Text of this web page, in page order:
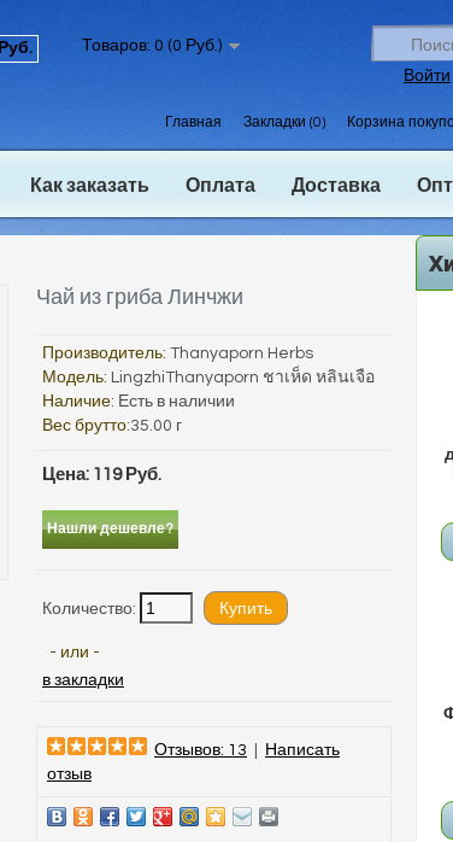
Руб.
Товаров: 0 (0 Руб.)
Войти
Главная Закладки (0) Корзина
Как заказать Оплата Доставка
Чай из гриба Линчжи
Производитель: Thanyaporn Herbs
Модель: LingzhiThanyaporn ชาเห็ด หลินเจือ
Наличие: Есть в наличии
Вес брутто:35.00 г
Цена: 119 Руб.
Нашли дешевле?
Количество:
- или -
в закладки
Отзывов: 13
Написать
отзыв